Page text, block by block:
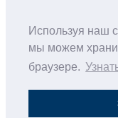
Используя наш
мы можем
браузере.
Анонс
О музее
Друзья